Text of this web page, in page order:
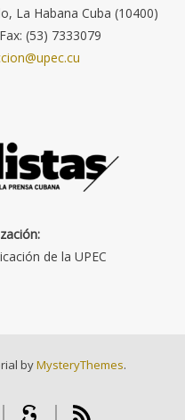
La Habana Cuba (10400)
(53) 7333079
de la UPEC
byMysteryThemes.